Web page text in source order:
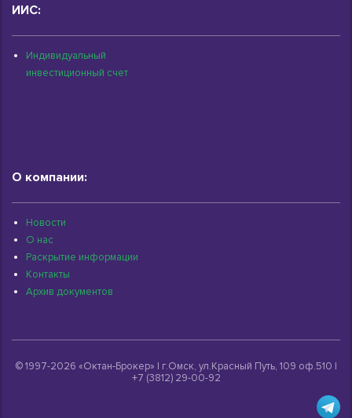
ИИС:
Индивидуальный
инвестиционный счет
О компании:
Новости
О нас
Раскрытие информации
Контакты
Архив документов
© 1997-2026 «Октан-Брокер» | г.Омск, ул.Красный Путь, 109 оф.510 |
+7 (3812) 29-00-92